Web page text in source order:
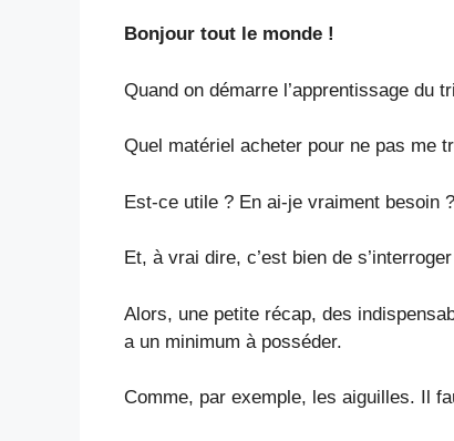
Bonjour tout le monde !
Quand on démarre l’apprentissage du
Quel matériel acheter pour ne pas me
Est-ce utile ? En ai-je vraiment besoin ?
Et, à vrai dire, c’est bien de
Alors, une petite récap, des
a un minimum à posséder.
Comme, par exemple, les aiguilles. Il